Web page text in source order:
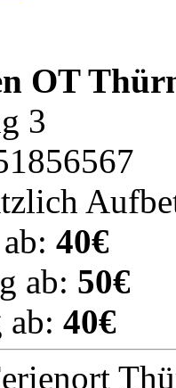
OT
3
40€
ab: 50€
ab: 40€